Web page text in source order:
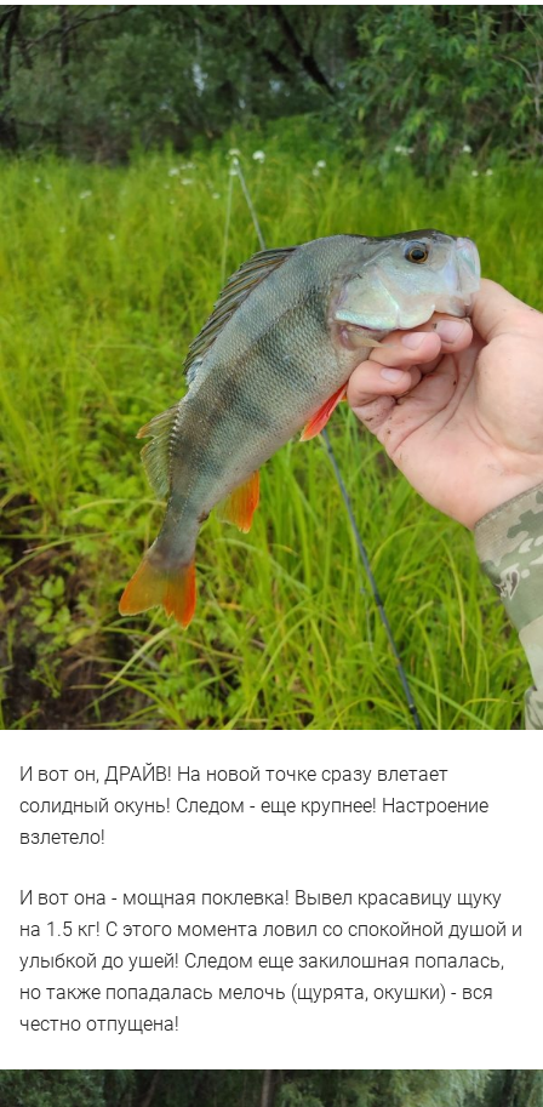
И вот он, ДРАЙВ! На новой точке сразу влетает
солидный окунь! Следом - еще крупнее! Настроение
взлетело!
И вот она - мощная поклевка! Вывел красавицу щуку
на 1.5 кг! С этого момента ловил со спокойной душой и
улыбкой до ушей! Следом еще закилошная попалась,
но также попадалась мелочь (щурята, окушки) - вся
честно отпущена!